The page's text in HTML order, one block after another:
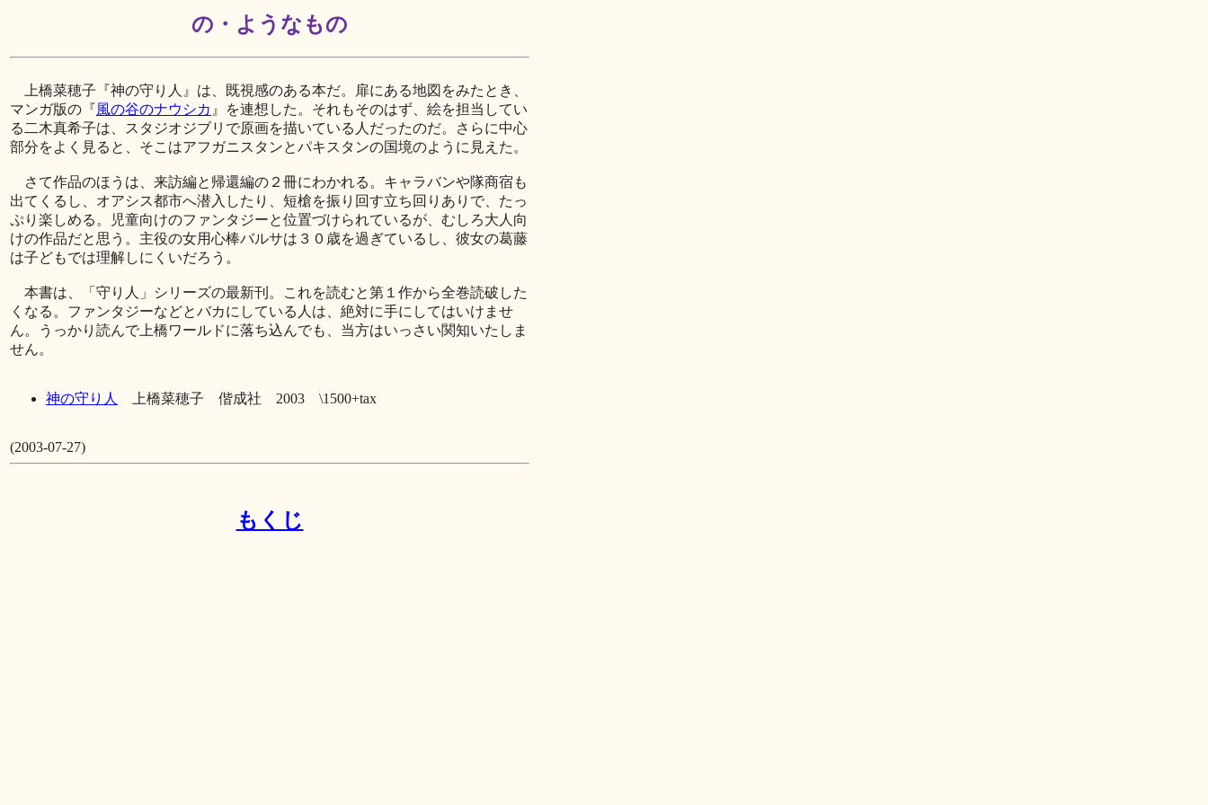
の・ようなもの
上橋菜穂子『神の守り人』は、既視感のある本だ。扉にある地図をみたとき、
マンガ版の『風の谷のナウシカ 』を連想した。それもそのはず、絵を担当してい
る二木真希子は、スタジオジブリで原画を描いている人だったのだ。さらに中心
部分をよく見ると、そこはアフガニスタンとパキスタンの国境のように見えた。
さて作品のほうは、来訪編と帰還編の２冊にわかれる。キャラバンや隊商宿も
出てくるし、オアシス都市へ潜入したり、短槍を振り回す立ち回りありで、たっ
ぷり楽しめる。児童向けのファンタジーと位置づけられているが、むしろ大人向
けの作品だと思う。主役の女用心棒バルサは３０歳を過ぎているし、彼女の葛藤
は子どもでは理解しにくいだろう。
本書は、「守り人」シリーズの最新刊。これを読むと第１作から全巻読破した
くなる。ファンタジーなどとバカにしている人は、絶対に手にしてはいけませ
ん。うっかり読んで上橋ワールドに落ち込んでも、当方はいっさい関知いたしま
せん。
神の守り人 上橋菜穂子 偕成社 2003 \1500+tax
(2003-07-27)
もくじ